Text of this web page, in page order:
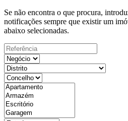
Se não encontra o que procura,
notificações sempre que existir um
abaixo selecionadas.